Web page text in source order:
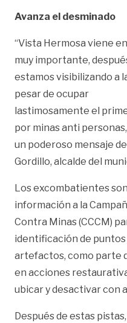
Avanza el desminado
“Vista Hermosa viene
muy importante,
estamos visibilizando a
pesar de ocupar
lastimosamente el
por minas anti
un poderoso mensaje
Gordillo, alcalde del
Los excombatientes
información a la
Contra Minas (CCCM)
identificación de
artefactos, como parte
en acciones
ubicar y desactivar con
Después de estas